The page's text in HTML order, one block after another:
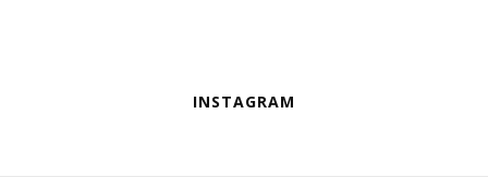
INSTAGRAM